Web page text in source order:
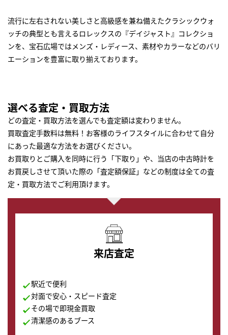
流行に左右されない美しさと高級感を兼ね備えたクラシックウォ
ッチの典型とも言えるロレックスの『デイジャスト』コレクショ
ンを、宝石広場ではメンズ・レディース、素材やカラーなどのバリ
エーションを豊富に取り揃えております。
選べる査定・買取方法
どの査定・買取方法を選んでも査定額は変わりません。
買取査定手数料は無料！お客様のライフスタイルに合わせて自分
にあった最適な方法をお選びください。
お買取りとご購入を同時に行う「下取り」や、当店の中古時計を
お買戻しさせて頂いた際の「査定額保証」などの制度は全ての査
定・買取方法でご利用頂けます。
来店査定
駅近で便利
対面で安心・スピード査定
その場で即現金買取
清潔感のあるブース